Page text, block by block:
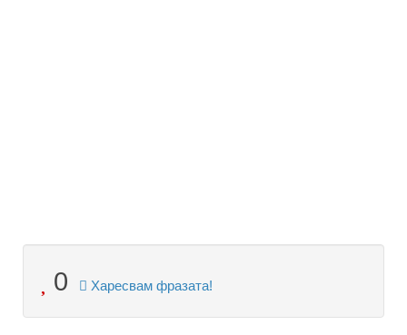
0 Харесвам фразата!